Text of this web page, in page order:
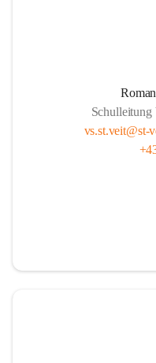
Schulleitung
vs.st.veit@st-